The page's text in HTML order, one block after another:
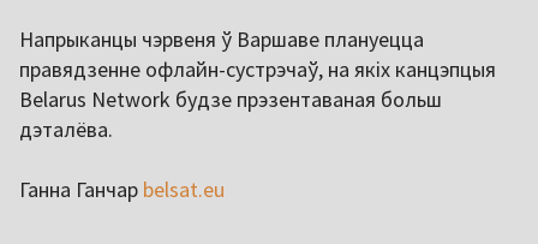
Напрыканцы чэрвеня ў Варшаве плануецца
правядзенне офлайн-сустрэчаў, на якіх канцэпцыя
Belarus Network будзе прэзентаваная больш
дэталёва.
Ганна Ганчар belsat.eu